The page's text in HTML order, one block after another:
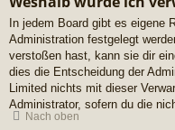
In jedem Board gibt es eigene
Administration festgelegt
verstoßen hast, kann sie dir
dies die Entscheidung der
Limited nichts mit dieser
Administrator, sofern du die
Nach oben